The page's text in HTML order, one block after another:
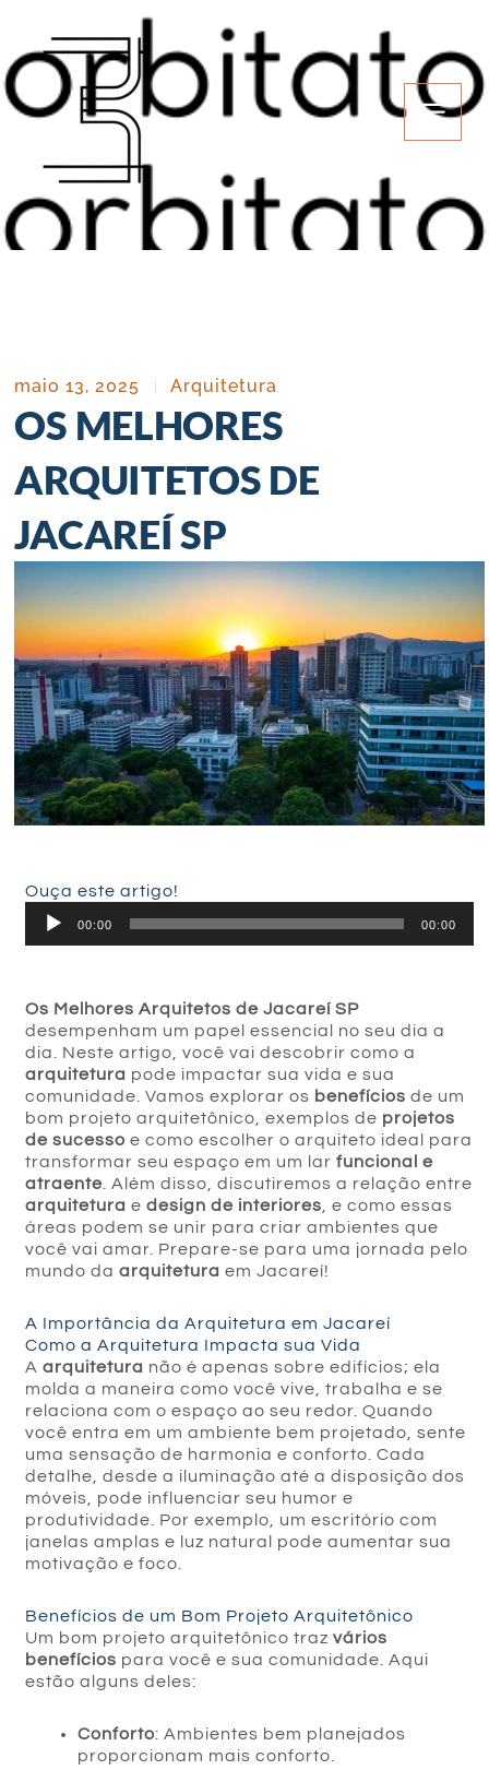
para
o
conteúdo
maio 13, 2025 Arquitetura
OS MELHORES
ARQUITETOS DE
JACAREÍ SP
Ouça este artigo!
Tocador
de
00:00 00:00
Os Melhores Arquitetos de Jacareí SP
desempenham um papel essencial no seu dia a
dia. Neste artigo, você vai descobrir como a
arquitetura pode impactar sua vida e sua
comunidade. Vamos explorar os benefícios de um
bom projeto arquitetônico, exemplos de projetos
de sucesso e como escolher o arquiteto ideal para
transformar seu espaço em um larfuncional e
atraente . Além disso, discutiremos a relação entre
arquitetura edesign de interiores , e como essas
áreas podem se unir para criar ambientes que
você vai amar. Prepare-se para uma jornada pelo
mundo daarquitetura em Jacareí!
A Importância da Arquitetura em Jacareí
Como a Arquitetura Impacta sua Vida
Aarquitetura não é apenas sobre edifícios; ela
molda a maneira como você vive, trabalha e se
relaciona com o espaço ao seu redor. Quando
você entra em um ambiente bem projetado, sente
uma sensação de harmonia e conforto. Cada
detalhe, desde a iluminação até a disposição dos
móveis, pode influenciar seu humor e
produtividade. Por exemplo, um escritório com
janelas amplas e luz natural pode aumentar sua
motivação e foco.
Benefícios de um Bom Projeto Arquitetônico
Um bom projeto arquitetônico trazvários
benefícios para você e sua comunidade. Aqui
estão alguns deles:
Conforto: Ambientes bem planejados
proporcionam mais conforto.